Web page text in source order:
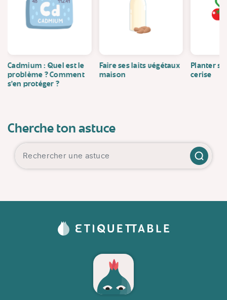
Cadmium : Quel est le
problème ? Comment
s’en protéger ?
Faire ses laits végétaux
maison
Planter
cerise
Cherche ton astuce